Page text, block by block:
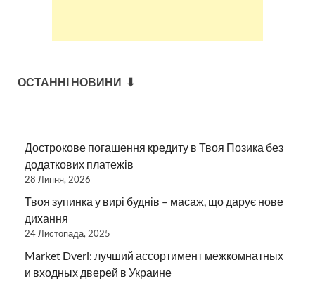
ОСТАННІ НОВИНИ ⬇
Дострокове погашення кредиту в Твоя Позика без
додаткових платежів
28 Липня, 2026
Твоя зупинка у вирі буднів – масаж, що дарує нове
дихання
24 Листопада, 2025
Market Dveri: лучший ассортимент межкомнатных
и входных дверей в Украине